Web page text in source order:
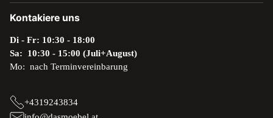
Kontakiere uns
Di - Fr: 10:30 - 18:00
Sa: 10:30 - 15:00 (Juli+August)
Mo: nach Terminvereinbarung
+4319243834